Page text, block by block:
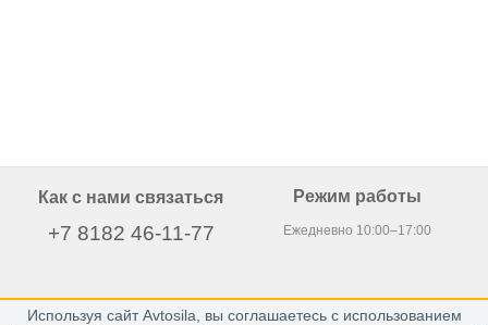
Используя сайт Avtosila, вы соглашаетесь с использованием
Как с нами связаться
+7 8182 46-11-77
163020, г. Архангельск,
Режим работы
Ежедневно 10:00–17:00